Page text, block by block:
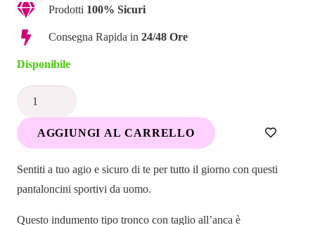
Prodotti 100% Sicuri
Consegna Rapida in 24/48 Ore
Disponibile
CUT4MEN
Boxer
Taglia
S
AGGIUNGI AL CARRELLO
Sentiti a tuo agio e sicuro di te per tutto il giorno con questi
pantaloncini sportivi da uomo.
Questo indumento tipo tronco con taglio all’anca è